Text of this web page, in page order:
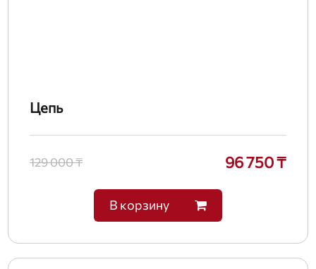
Цепь
129 000 ₸ 96 750 ₸
В корзину